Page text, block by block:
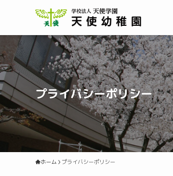
プライバシーポリシー
ホーム プライバシーポリシー